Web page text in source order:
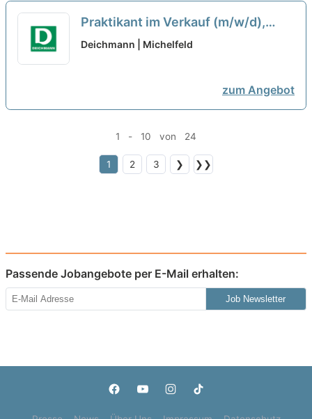
Praktikant im Verkauf (m/w/d),
Murrhardt
Deichmann | Michelfeld
zum Angebot
1 - 10 von 24
1 2 3 ❯ ❯❯
Passende Jobangebote per E-Mail erhalten:
Job Newsletter